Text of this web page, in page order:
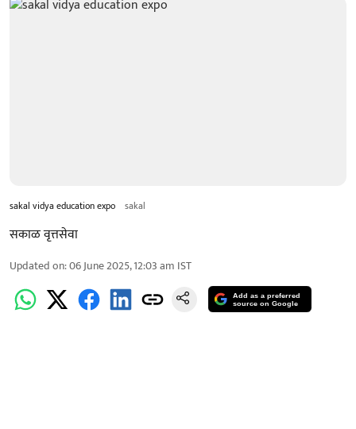
sakal vidya education expo sakal
सकाळ वृत्तसेवा
Updated on:06 June 2025, 12:03 am IST
Add as a preferred
source on Google